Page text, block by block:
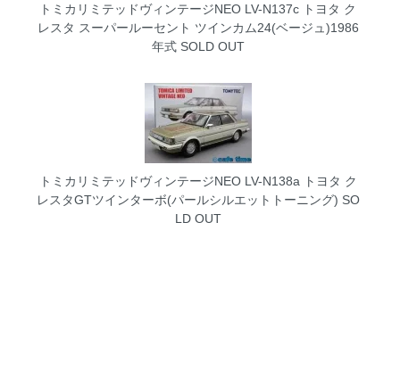
トミカリミテッドヴィンテージNEO LV-N137c トヨタ ク
レスタ スーパールーセント ツインカム24(ベージュ)1986
年式SOLD OUT
トミカリミテッドヴィンテージNEO LV-N138a トヨタ ク
レスタGTツインターボ(パールシルエットトーニング) SO
LD OUT